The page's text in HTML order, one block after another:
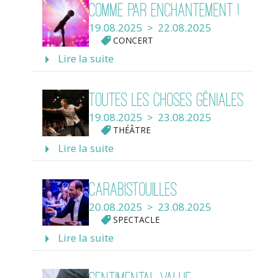
Comme par enchantement !
19.08.2025 > 22.08.2025
CONCERT
Lire la suite
Toutes les choses géniales
19.08.2025 > 23.08.2025
THÉÂTRE
Lire la suite
Carabistouilles
20.08.2025 > 23.08.2025
SPECTACLE
Lire la suite